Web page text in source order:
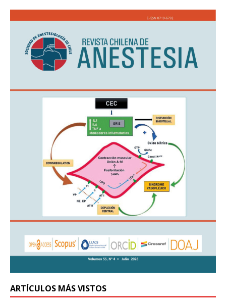
ARTÍCULOS MÁS VISTOS